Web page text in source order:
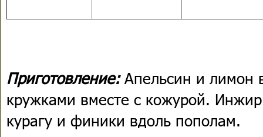
Приготовление:Апельсин и лимон
кружками вместе с кожурой. Инжир
курагу и финики вдоль пополам.